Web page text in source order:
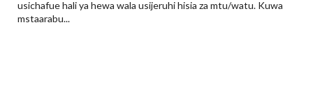
usichafue hali ya hewa wala usijeruhi hisia za mtu/watu. Kuwa
mstaarabu...